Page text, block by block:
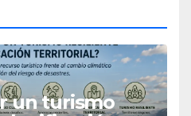
un turismo